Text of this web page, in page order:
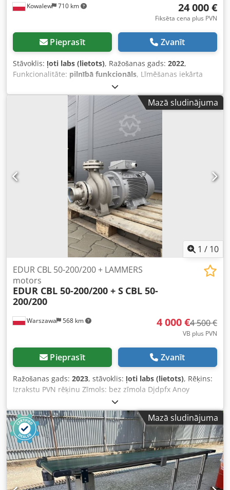
Kowalew 710 km 24 000 €
Fiksēta cena plus PVN
Pieprasīt Zvanīt
Stāvoklis: ļoti labs (lietots), Ražošanas gads: 2022,
Funkcionalitāte: pilnībā funkcionāls, Līmēšanas iekārta
BEM 200 Piedāvājam pārdošanā līmēšanas iekārtu BEM
200. Dodpfx Anozr Ixiokskr BEM200 ir automatizēta iekārta,
kas paredzēta un ražota kartona kastu salikšanai un to
apakšas aizlīmēšanai ar līmlenti. Šis modelis pieder pie
vidējās/augstās klases iekārtām, un tā pielietojums aptver
gandrīz visas rūpniecības nozares, kas izmanto kartona
Mazā sludinājuma
1 / 10
Warszawa 568 km
EDUR CBL 50-200/200 + LAMMERS
motors
EDUR CBL 50-200/200 + S CBL 50-
200/200
4 000 €4 500 €
VB plus PVN
Pieprasīt Zvanīt
Ražošanas gads: 2023, stāvoklis: ļoti labs (lietots), Rēķins:
Izrakstu PVN rēķinu Zīmols: bez zīmola Djdpfx Anoy
Amumskokr Tips: hidrauliskā sūknis Modelis: Tips - CBL 50-
200/200 Ražotāja kods: 2 Iepakojuma stāvoklis: bez
iepakojuma
Mazā sludinājuma